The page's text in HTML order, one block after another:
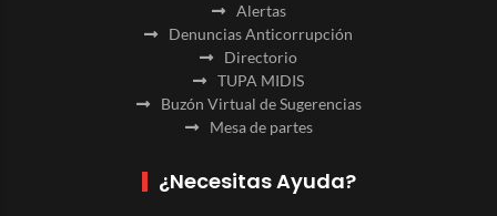
Alertas
Denuncias Anticorrupción
Directorio
TUPA MIDIS
Buzón Virtual de Sugerencias
Mesa de partes
¿Necesitas Ayuda?